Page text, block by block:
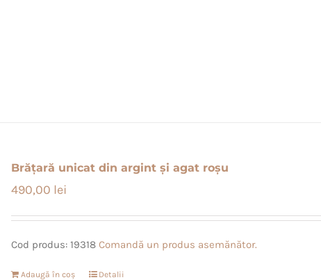
Brățară unicat din argint și agat roșu
490,00 lei
Cod produs: 19318Comandă un produs asemănător.
Adaugă în coș Detalii